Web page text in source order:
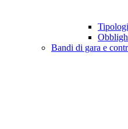
Bandi di gara e